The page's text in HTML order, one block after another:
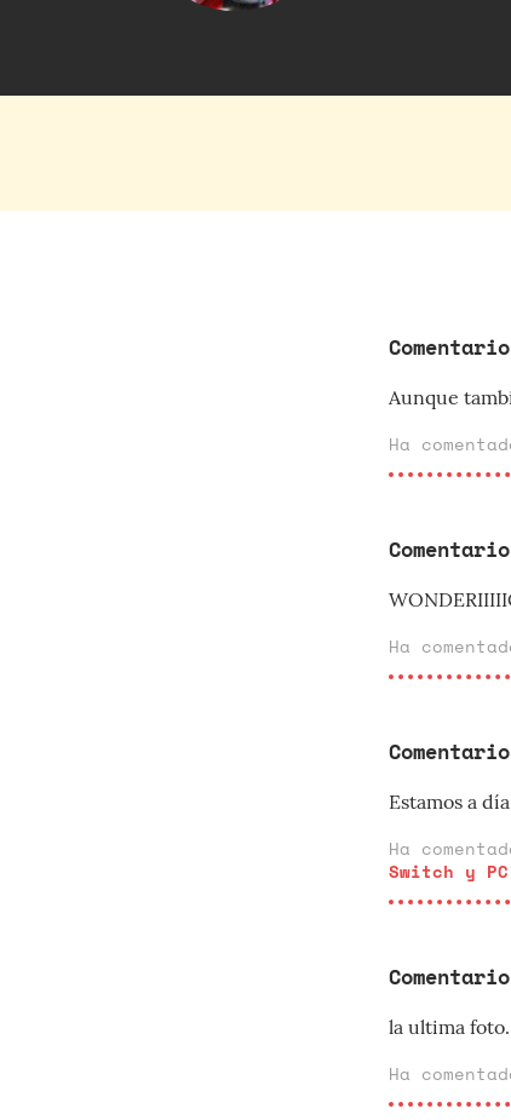
Comentario
Aunque
Ha
Comentario
Ha
Comentario
Estamos a
Ha
Switch y PC
Comentario
la ultima
Ha